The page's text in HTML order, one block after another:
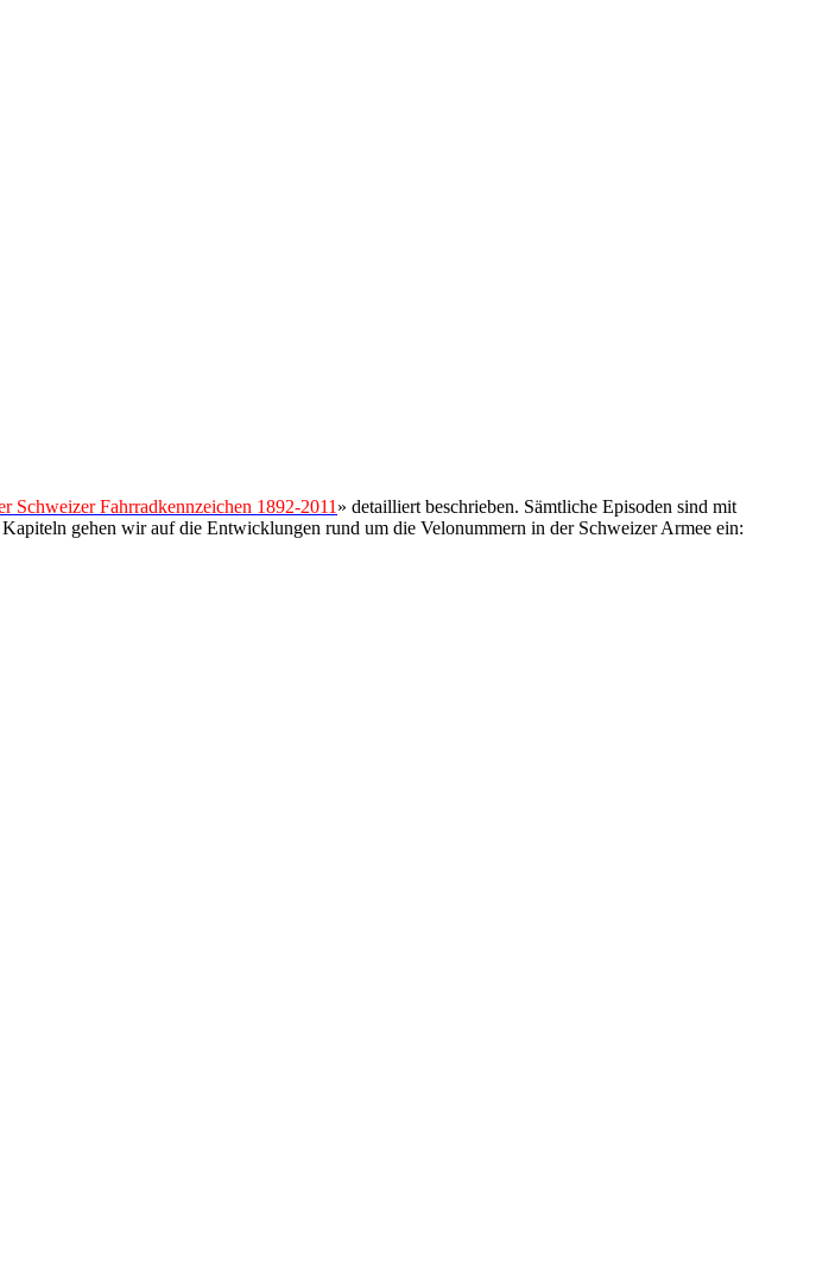
Schweizer Fahrradkennzeichen 1892-2011 » detailliert beschrieben. Sämtliche Episoden sind mit
gehen wir auf die Entwicklungen rund um die Velonummern in der Schweizer Armee ein: